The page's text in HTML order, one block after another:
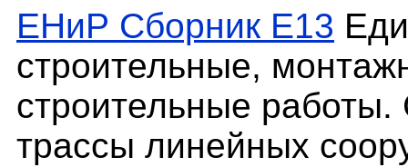
ЕНиР Сборник Е13
строительные,
строительные
трассы линейных